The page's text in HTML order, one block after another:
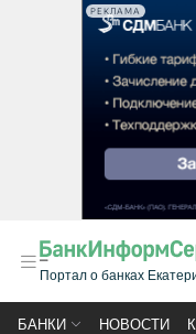
РЕКЛАМА
Портал о банках
БАНКИ НОВОСТИ